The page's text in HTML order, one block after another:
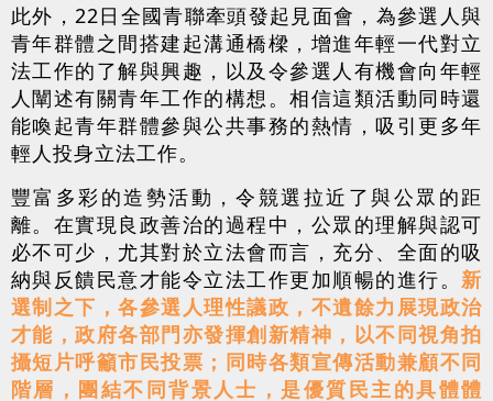
此外，22日全國青聯牽頭發起見面會，為參選人與
青年群體之間搭建起溝通橋樑，增進年輕一代對立
法工作的了解與興趣，以及令參選人有機會向年輕
人闡述有關青年工作的構想。相信這類活動同時還
能喚起青年群體參與公共事務的熱情，吸引更多年
輕人投身立法工作。
豐富多彩的造勢活動，令競選拉近了與公眾的距
離。在實現良政善治的過程中，公眾的理解與認可
必不可少，尤其對於立法會而言，充分、全面的吸
納與反饋民意才能令立法工作更加順暢的進行。 新
選制之下，各參選人理性議政，不遺餘力展現政治
才能，政府各部門亦發揮創新精神，以不同視角拍
攝短片呼籲市民投票；同時各類宣傳活動兼顧不同
階層，團結不同背景人士，是優質民主的具體體